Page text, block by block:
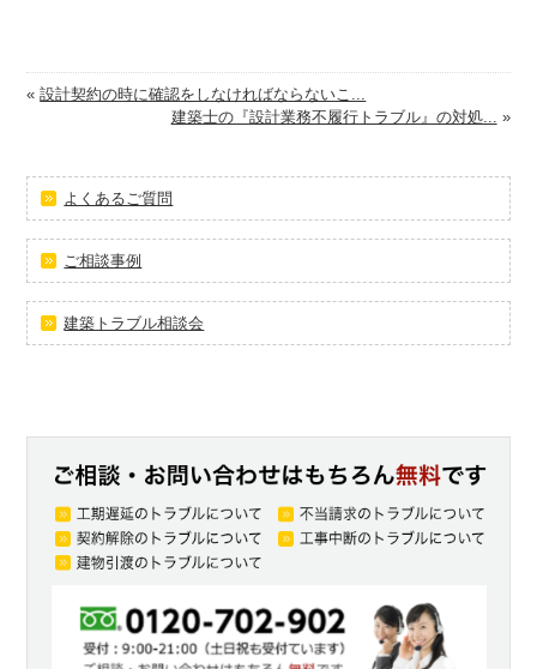
«設計契約の時に確認をしなければならないこ...
建築士の『設計業務不履行トラブル』の対処...
»
よくあるご質問
ご相談事例
建築トラブル相談会